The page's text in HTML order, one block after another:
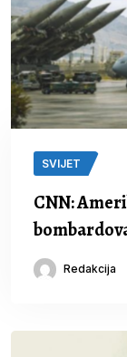
SVIJET
CNN:
Redakcija